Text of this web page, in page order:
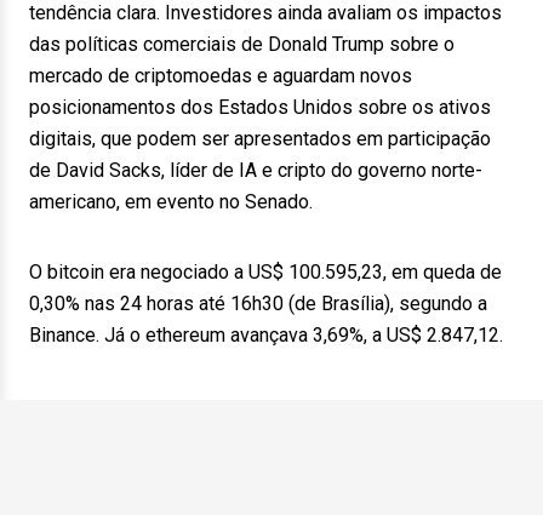
tendência clara. Investidores ainda avaliam os impactos
das políticas comerciais de Donald Trump sobre o
mercado de criptomoedas e aguardam novos
posicionamentos dos Estados Unidos sobre os ativos
digitais, que podem ser apresentados em participação
de David Sacks, líder de IA e cripto do governo norte-
americano, em evento no Senado.
O bitcoin era negociado a US$ 100.595,23, em queda de
0,30% nas 24 horas até 16h30 (de Brasília), segundo a
Binance. Já o ethereum avançava 3,69%, a US$ 2.847,12.